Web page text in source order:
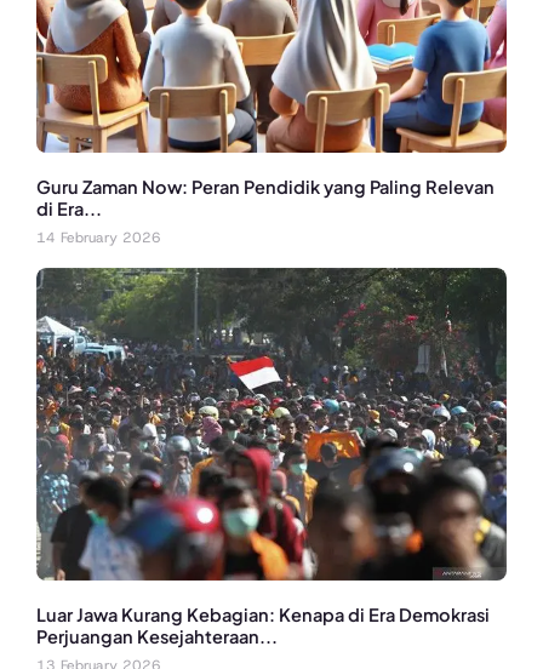
Guru Zaman Now: Peran Pendidik yang Paling Relevan
di Era...
14 February 2026
Luar Jawa Kurang Kebagian: Kenapa di Era Demokrasi
Perjuangan Kesejahteraan...